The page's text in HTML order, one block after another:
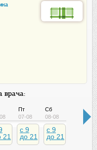
врача:
21
Пт
07-08
c 9
до 21
Сб
08-08
c 9
до 21